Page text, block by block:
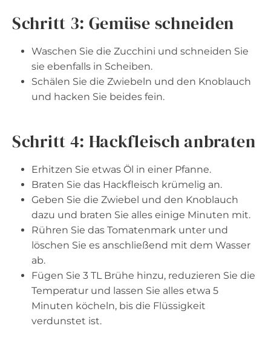
Schritt 3: Gemüse schneiden
Waschen Sie die Zucchini und schneiden Sie
sie ebenfalls in Scheiben.
Schälen Sie die Zwiebeln und den Knoblauch
und hacken Sie beides fein.
Schritt 4: Hackfleisch anbraten
Erhitzen Sie etwas Öl in einer Pfanne.
Braten Sie das Hackfleisch krümelig an.
Geben Sie die Zwiebel und den Knoblauch
dazu und braten Sie alles einige Minuten mit.
Rühren Sie das Tomatenmark unter und
löschen Sie es anschließend mit dem Wasser
ab.
Fügen Sie 3 TL Brühe hinzu, reduzieren Sie die
Temperatur und lassen Sie alles etwa 5
Minuten köcheln, bis die Flüssigkeit
verdunstet ist.